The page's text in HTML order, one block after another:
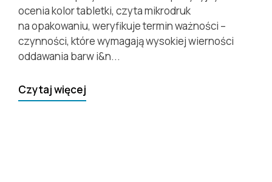
ocenia kolor tabletki, czyta mikrodruk
na opakowaniu, weryfikuje termin ważności –
czynności, które wymagają wysokiej wierności
oddawania barw i&n...
Czytaj więcej